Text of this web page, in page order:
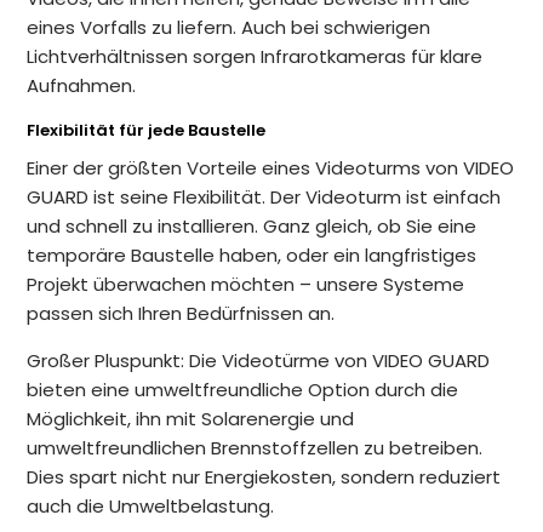
eines Vorfalls zu liefern. Auch bei schwierigen
Lichtverhältnissen sorgen Infrarotkameras für klare
Aufnahmen.
Flexibilität für jede Baustelle
Einer der größten Vorteile eines Videoturms von VIDEO
GUARD ist seine Flexibilität. Der Videoturm ist einfach
und schnell zu installieren. Ganz gleich, ob Sie eine
temporäre Baustelle haben, oder ein langfristiges
Projekt überwachen möchten – unsere Systeme
passen sich Ihren Bedürfnissen an.
Großer Pluspunkt: Die Videotürme von VIDEO GUARD
bieten eine umweltfreundliche Option durch die
Möglichkeit, ihn mit Solarenergie und
umweltfreundlichen Brennstoffzellen zu betreiben.
Dies spart nicht nur Energiekosten, sondern reduziert
auch die Umweltbelastung.